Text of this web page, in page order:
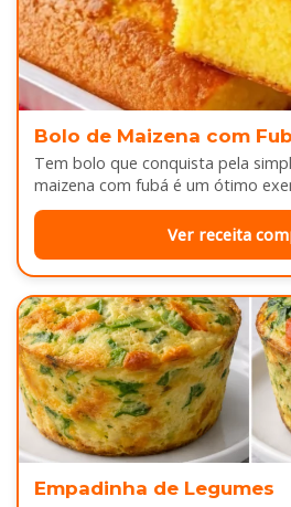
Bolo de Maizena com
Tem bolo que conquista pela
maizena com fubá é um ótimo
Ver receita
Empadinha de Legumes